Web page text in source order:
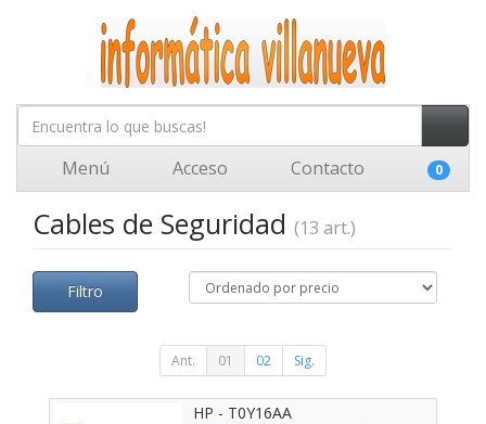
Menú Acceso Contacto 0
Cables de Seguridad (13 art.)
Filtro
Ant. 01 02 Sig.
HP - T0Y16AA